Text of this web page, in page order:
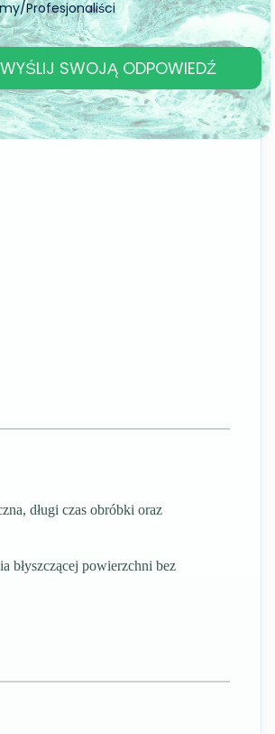
długi czas obróbki oraz
błyszczącej powierzchni bez
Profesjonaliści
WYŚLIJ SWOJĄ ODPOWIEDŹ